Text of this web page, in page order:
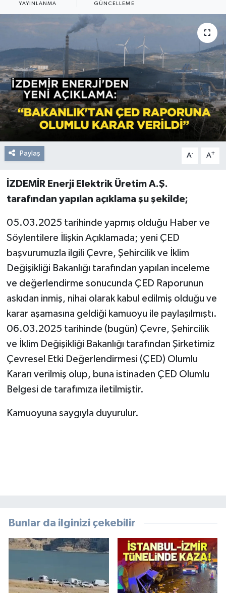
YAYINLANMA GÜNCELLEME
Paylaş A- A+
İZDEMİR Enerji Elektrik Üretim A.Ş.
tarafından yapılan açıklama şu şekilde;
05.03.2025 tarihinde yapmış olduğu Haber ve
Söylentilere İlişkin Açıklamada; yeni ÇED
başvurumuzla ilgili Çevre, Şehircilik ve İklim
Değişikliği Bakanlığı tarafından yapılan inceleme
ve değerlendirme sonucunda ÇED Raporunun
askıdan inmiş, nihai olarak kabul edilmiş olduğu ve
karar aşamasına geldiği kamuoyu ile paylaşılmıştı.
06.03.2025 tarihinde (bugün) Çevre, Şehircilik
ve İklim Değişikliği Bakanlığı tarafından Şirketimiz
Çevresel Etki Değerlendirmesi (ÇED) Olumlu
Kararı verilmiş olup, buna istinaden ÇED Olumlu
Belgesi de tarafımıza iletilmiştir.
Kamuoyuna saygıyla duyurulur.
Bunlar da ilginizi çekebilir